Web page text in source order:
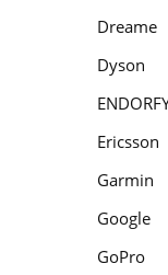
Dreame
Dyson
Ericsson
Garmin
Google
GoPro